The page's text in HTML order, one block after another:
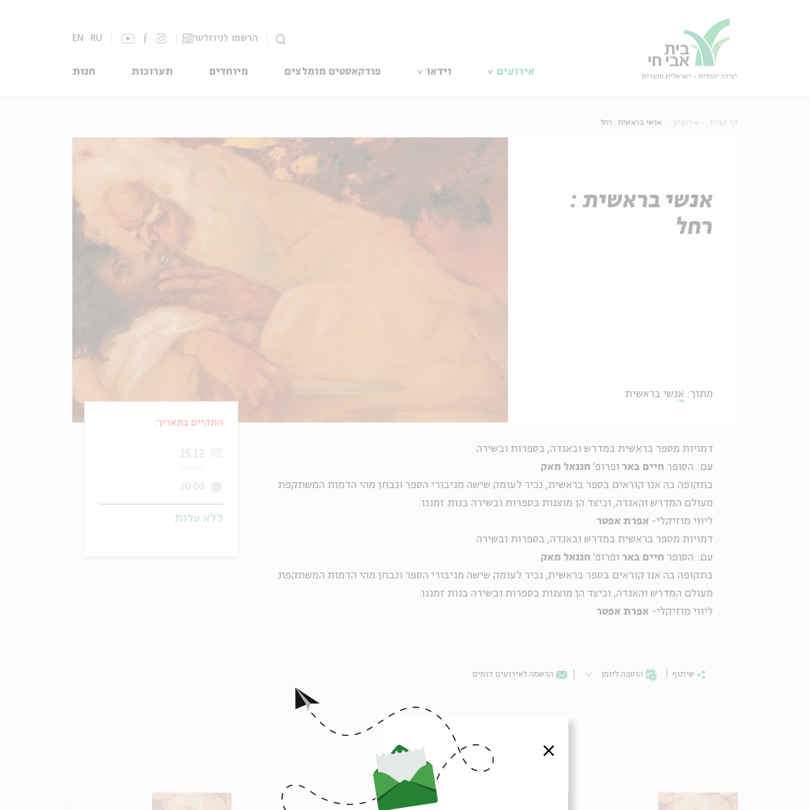
הרשמו לניוזלטר EN RU
אירועים וידאו פודקאסטים מומלצים מיוחדים תערוכות חנות
דף הבית אירועים אנשי בראשית : רחל
אנשי בראשית :
רחל
מתוך: אנשי בראשית
דמויות מספר בראשית במדרש ובאגדה, בספרות ובשירה
עם: הסופר חיים באר ופרופ' חננאל מאק
בתקופה בה אנו קוראים בספר בראשית, נכיר לעומק שישה מגיבורי הספר ונבחן מהי הדמות המשתקפת
מעולם המדרש והאגדה, וכיצד הן מוצגות בספרות ובשירה בנות זמננו.
ליווי מוזיקלי- אפרת אפטר
דמויות מספר בראשית במדרש ובאגדה, בספרות ובשירה
עם: הסופר חיים באר ופרופ' חננאל מאק
בתקופה בה אנו קוראים בספר בראשית, נכיר לעומק שישה מגיבורי הספר ונבחן מהי הדמות המשתקפת
מעולם המדרש והאגדה, וכיצד הן מוצגות בספרות ובשירה בנות זמננו.
ליווי מוזיקלי- אפרת אפטר
שיתוף הוספה ליומן הרשמה לאירועים דומים
התקיים בתאריך:
15.12
20:00
ללא עלות
אירועים נוספים בסדרה סגור